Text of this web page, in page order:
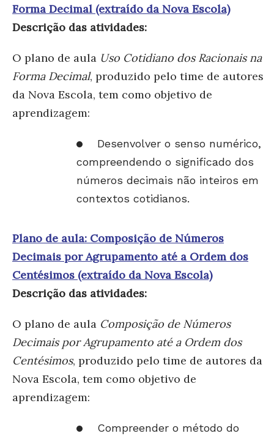
Forma Decimal (extraído da Nova Escola)
Descrição das atividades:
O plano de aula Uso Cotidiano dos Racionais na
Forma Decimal, produzido pelo time de autores
da Nova Escola, tem como objetivo de
aprendizagem:
Desenvolver o senso numérico,
compreendendo o significado dos
números decimais não inteiros em
contextos cotidianos.
Plano de aula: Composição de Números
Decimais por Agrupamento até a Ordem dos
Centésimos (extraído da Nova Escola)
Descrição das atividades:
O plano de aula Composição de Números
Decimais por Agrupamento até a Ordem dos
Centésimos, produzido pelo time de autores da
Nova Escola, tem como objetivo de
aprendizagem:
Compreender o método do